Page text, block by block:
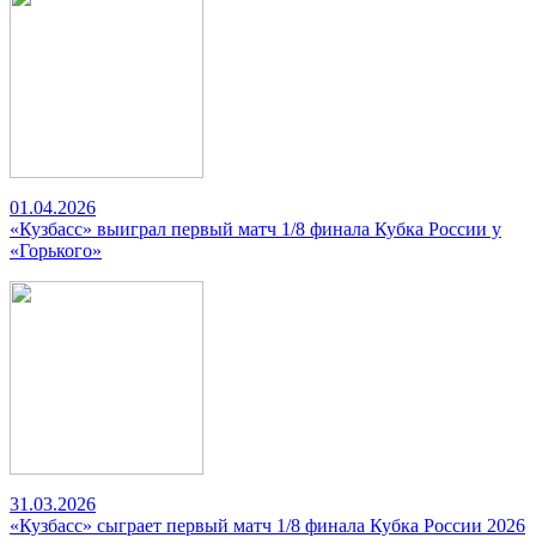
01.04.2026
«Кузбасс» выиграл первый матч 1/8 финала Кубка России у
«Горького»
31.03.2026
«Кузбасс» сыграет первый матч 1/8 финала Кубка России 2026